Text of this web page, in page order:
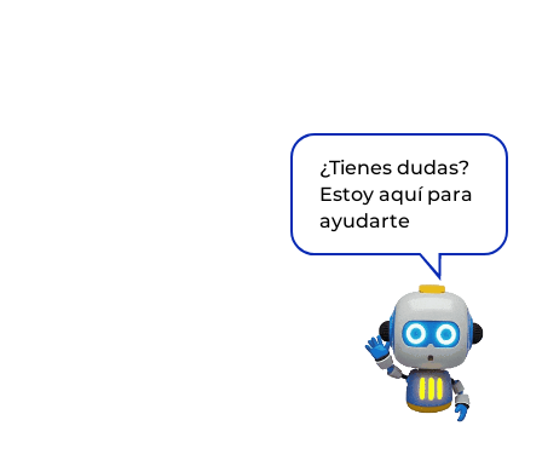
¿Tienes dudas?
Estoy aquí para
ayudarte